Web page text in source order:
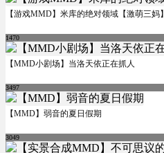
【游戏MMD】米库的绝对领域【激萌三妈】
1470
【MMD小剧场】当洛天依正在抓人
3497
【MMD】弱音的夏日假期
3049